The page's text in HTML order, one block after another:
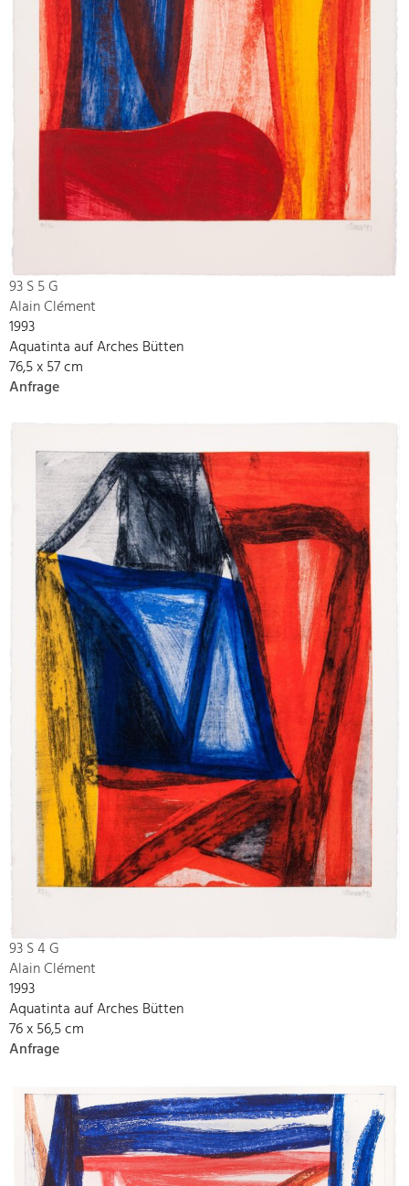
93 S 5 G
Alain Clément
1993
Aquatinta auf Arches Bütten
76,5 x 57 cm
Anfrage
93 S 4 G
Alain Clément
1993
Aquatinta auf Arches Bütten
76 x 56,5 cm
Anfrage